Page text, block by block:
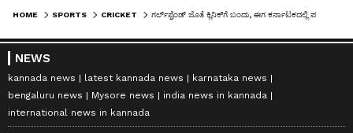
HOME SPORTS CRICKET
NEWS
kannada news latest kannada news
karnataka news
bengaluru news
Mysore news
india news in kannada
international news in kannada